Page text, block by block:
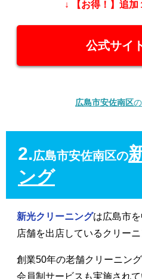
↓ 【お得！】追加
公式サイ
広島市安佐南区
2.広島市安佐南区の
ング
新光クリーニングは広島市
店舗を出店しているクリーニ
創業50年の老舗クリーニン
会員制サービスも実施されて